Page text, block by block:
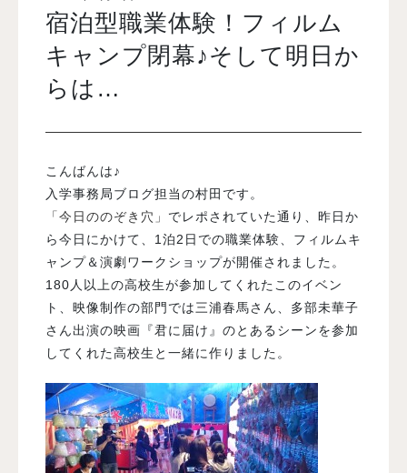
就職・デビュー
入試案内
オープンキャンパス
訪問者別メニュー
宿泊型職業体験！フィルム
キャンプ閉幕♪そして明日か
らは…
こんばんは♪
入学事務局ブログ担当の村田です。
「今日ののぞき穴」 でレポされていた通り、昨日か
ら今日にかけて、1泊2日での職業体験、フィルムキ
ャンプ＆演劇ワークショップが開催されました。
180人以上の高校生が参加してくれたこのイベン
ト、映像制作の部門では三浦春馬さん、多部未華子
さん出演の映画『君に届け』のとあるシーンを参加
してくれた高校生と一緒に作りました。